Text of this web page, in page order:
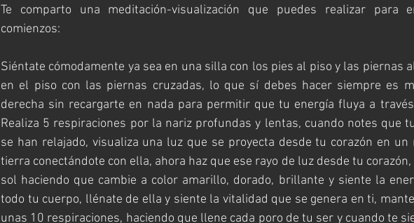
Te comparto una meditación-visualización que puedes realizar para
comienzos:
Siéntate cómodamente ya sea en una silla con los pies al piso y las piernas
en el piso con las piernas cruzadas, lo que sí debes hacer siempre es
derecha sin recargarte en nada para permitir que tu energía fluya a
Realiza 5 respiraciones por la nariz profundas y lentas, cuando notes que
se han relajado, visualiza una luz que se proyecta desde tu corazón en
tierra conectándote con ella, ahora haz que ese rayo de luz desde tu
sol haciendo que cambie a color amarillo, dorado, brillante y siente la
todo tu cuerpo, llénate de ella y siente la vitalidad que se genera en ti,
unas 10 respiraciones, haciendo que llene cada poro de tu ser y cuando te